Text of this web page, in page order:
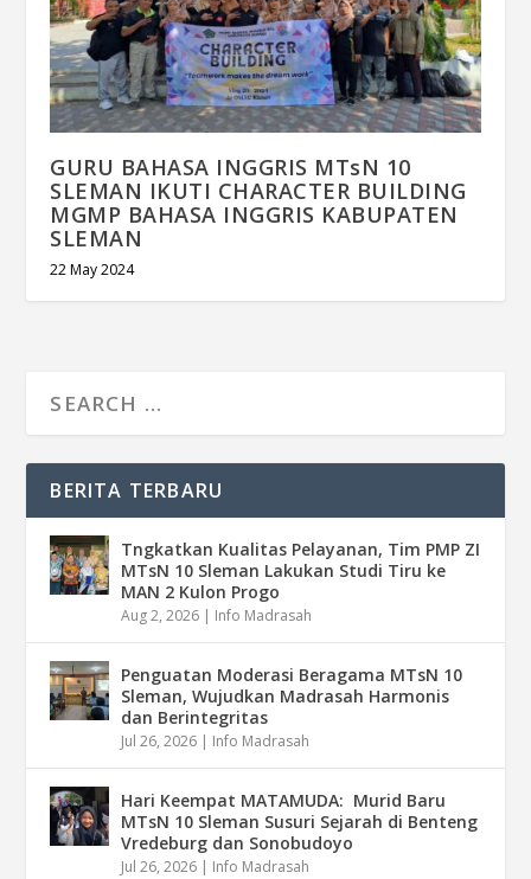
GURU BAHASA INGGRIS MTsN 10
SLEMAN IKUTI CHARACTER BUILDING
MGMP BAHASA INGGRIS KABUPATEN
SLEMAN
22 May 2024
BERITA TERBARU
Tngkatkan Kualitas Pelayanan, Tim PMP ZI
MTsN 10 Sleman Lakukan Studi Tiru ke
MAN 2 Kulon Progo
Aug 2, 2026 | Info Madrasah
Penguatan Moderasi Beragama MTsN 10
Sleman, Wujudkan Madrasah Harmonis
dan Berintegritas
Jul 26, 2026 | Info Madrasah
Hari Keempat MATAMUDA: Murid Baru
MTsN 10 Sleman Susuri Sejarah di Benteng
Vredeburg dan Sonobudoyo
Jul 26, 2026 | Info Madrasah